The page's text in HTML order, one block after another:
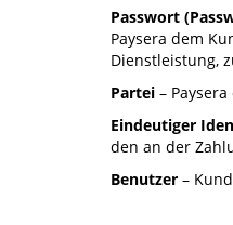
Passwort
Paysera dem
Dienstleistung,
Partei –
Eindeutiger
den an der
Benutzer –